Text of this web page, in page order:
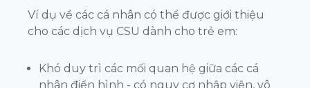
Ví dụ về các cá nhân có thể được giới thiệu
cho các dịch vụ CSU dành cho trẻ em:
Khó duy trì các mối quan hệ giữa các cá
nhân điển hình - có nguy cơ nhập viện, vô